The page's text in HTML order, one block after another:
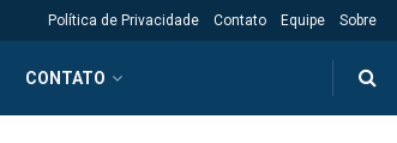
Política de Privacidade Contato Equipe Sobre
CONTATO